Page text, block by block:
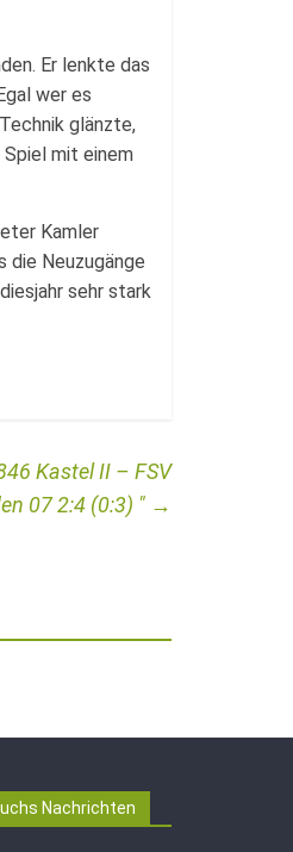
Er lenkte das
wer es
glänzte,
mit einem
Kamler
die Neuzugänge
sehr stark
Kastel II – FSV
07 2:4 (0:3)
→
Nachrichten